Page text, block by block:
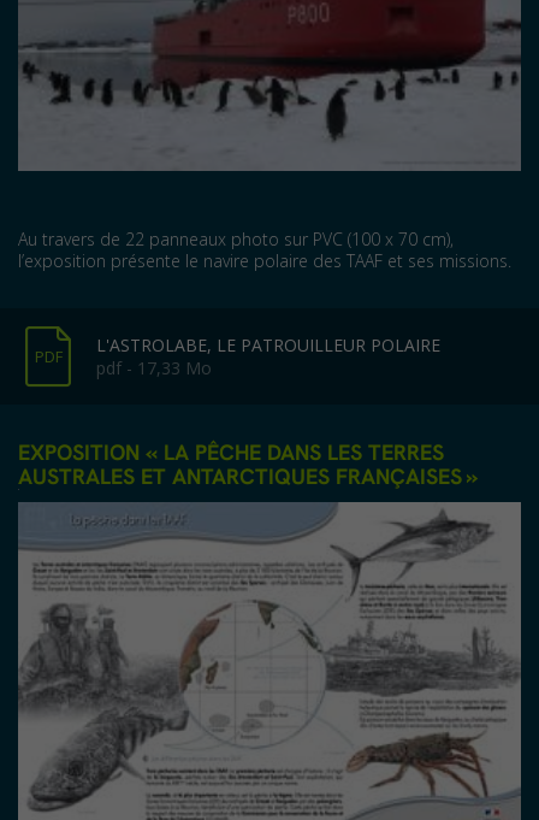
Au travers de 22 panneaux photo sur PVC (100 x 70 cm),
l’exposition présente le navire polaire des TAAF et ses missions.
PDF
L'ASTROLABE, LE PATROUILLEUR POLAIRE
pdf - 17,33 Mo
EXPOSITION « LA PÊCHE DANS LES TERRES
AUSTRALES ET ANTARCTIQUES FRANÇAISES »